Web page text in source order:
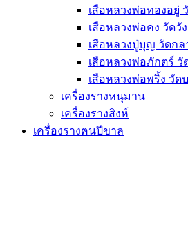
เสือหลวงพ่อทองอยู่
เสือหลวงพ่อคง วัดวั
เสือหลวงปู่บุญ วัดกล
เสือหลวงพ่อภักตร์ วั
เสือหลวงพ่อพริ้ง วัด
เครื่องรางหนุมาน
เครื่องรางสิงห์
เครื่องรางฅนปีขาล